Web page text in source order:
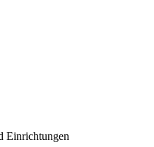
Einrichtungen